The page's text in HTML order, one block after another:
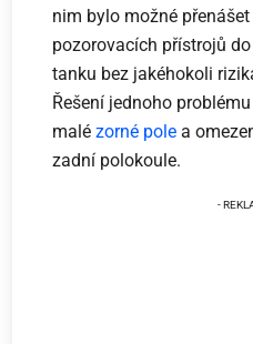
nim bylo možné
pozorovacích přístrojů
tanku bez jakéhokoli
Řešení jednoho
malézorné pole a
zadní polokoule.